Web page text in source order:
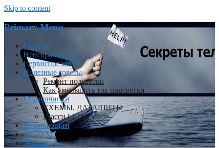
Skip to content
Primary Menu
Главная
Неисправности
Сервисное меню
Полезные советы
Ремонт подсветки
Как уменьшить ток подсветки
Справочники
СХЕМЫ, ДАТАШИТЫ
Шасси LCD TV
Начинающим
ФОРУМ
Литература